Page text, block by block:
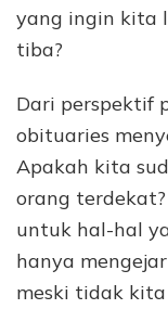
yang ingin kita
tiba?
Dari perspektif
obituaries
Apakah kita
orang
untuk hal-hal
hanya
meski tidak